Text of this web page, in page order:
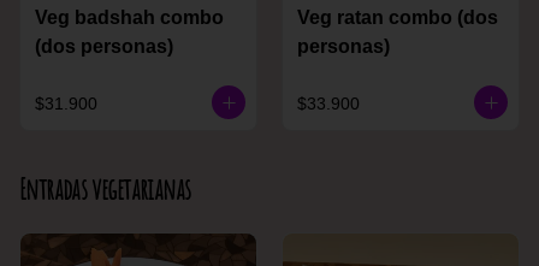
Veg badshah combo
(dos personas)
$31.900
Veg ratan combo (dos
personas)
$33.900
Entradas vegetarianas